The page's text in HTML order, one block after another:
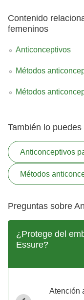
Contenido
femeninos
Anticonceptivos
Métodos
Métodos
También lo
Anticonceptivos
Métodos
Preguntas sobre
¿Protege del
Essure?
Atención